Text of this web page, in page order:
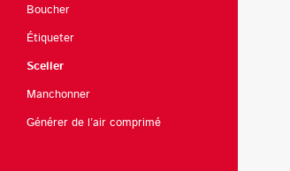
Boucher
Étiqueter
Sceller
Manchonner
Générer de l’air comprimé